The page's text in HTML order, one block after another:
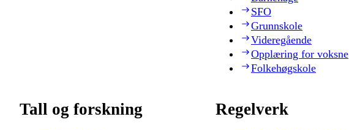
SFO
Grunnskole
Videregående
Opplæring for voksne
Folkehøgskole
Tall og forskning Regelverk